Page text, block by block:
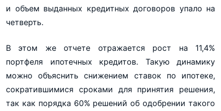
и объем выданных кредитных договоров упало на
четверть.
В этом же отчете отражается рост на 11,4%
портфеля ипотечных кредитов. Такую динамику
можно объяснить снижением ставок по ипотеке,
сократившимися сроками для принятия решения,
так как порядка 60% решений об одобрении такого